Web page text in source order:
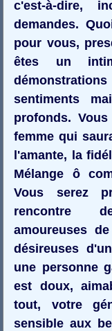
c'est-à-dire,
demandes.
pour vous,
êtes un
sentiments
profonds.
femme qui
l'amante, la
Mélange ô
Vous serez
rencontre
amoureuses
désireuses
une personne
est doux,
tout, votre
sensible aux